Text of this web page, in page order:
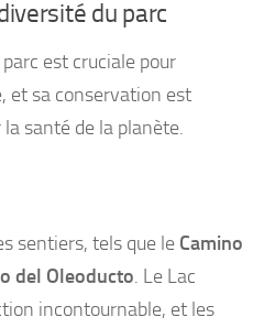
du parc
parc est cruciale pour
et sa conservation est
santé de la planète.
sentiers, tels que le Camino
del Oleoducto. Le Lac
incontournable, et les